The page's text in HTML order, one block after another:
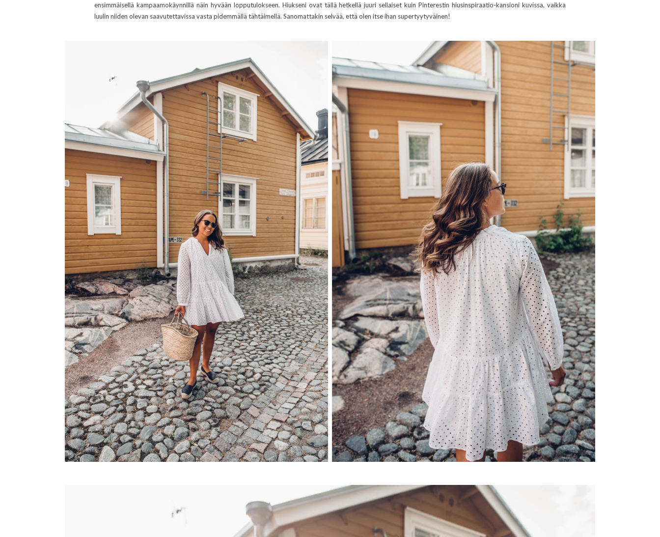
ensimmäisellä kampaamokäynnillä näin hyvään lopputulokseen. Hiukseni ovat tällä hetkellä juuri sellaiset kuin Pinterestin hiusinspiraatio-kansioni kuvissa, vaikka
luulin niiden olevan saavutettavissa vasta pidemmällä tähtäimellä. Sanomattakin selvää, että olen itse ihan supertyytyväinen!